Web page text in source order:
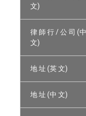
文)
律 師 行 / 公 司 (中
文)
地 址 (英 文)
地 址 (中 文)